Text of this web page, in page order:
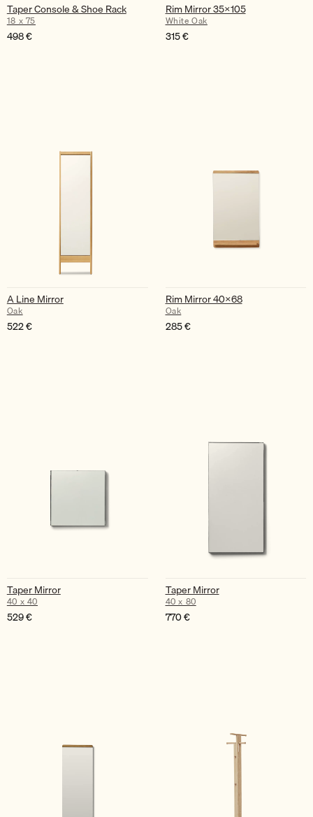
Taper Console & Shoe Rack
18 x 75
498€
Rim Mirror 35×105
White Oak
315€
A Line Mirror
Oak
522€
Rim Mirror 40×68
Oak
285€
Taper Mirror
40 x 40
529€
Taper Mirror
40 x 80
770€